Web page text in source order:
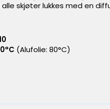
alle skjøter lukkes med en
(Alufolie: 80°C)